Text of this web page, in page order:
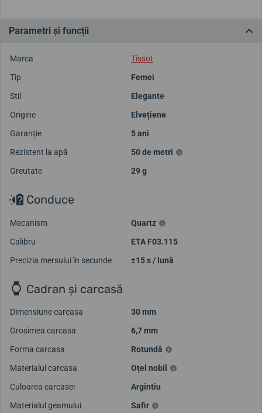
Parametri și funcții
Marca
Tissot
Tip
Femei
Stil
Elegante
Origine
Elvețiene
Garanție
5 ani
Rezistent la apă
50 de metri
Greutate
29 g
Conduce
Mecanism
Quartz
Calibru
ETA F03.115
Precizia mersului în secunde
±15 s / lună
Cadran și carcasă
Dimensiune carcasa
30 mm
Grosimea carcasa
6,7 mm
Forma carcasa
Rotundă
Materialul carcasa
Oțel nobil
Culoarea carcasei
Argintiu
Materialul geamului
Safir